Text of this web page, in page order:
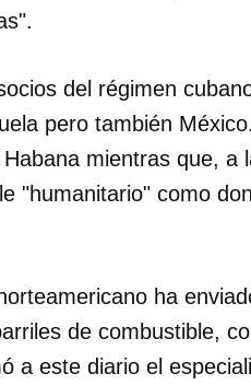
del régimen
pero también
mientras que,
"humanitario" como
ha
de combustible,
a este diario el